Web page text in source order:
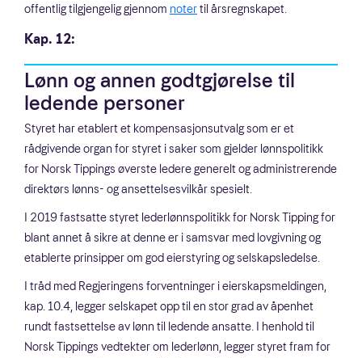
offentlig tilgjengelig gjennom notertil årsregnskapet.
Kap. 12:
Lønn og annen godtgjørelse til
ledende personer
Styret har etablert et kompensasjonsutvalg som er et
rådgivende organ for styret i saker som gjelder lønnspolitikk
for Norsk Tippings øverste ledere generelt og administrerende
direktørs lønns- og ansettelsesvilkår spesielt.
I 2019 fastsatte styret lederlønnspolitikk for Norsk Tipping for
blant annet å sikre at denne er i samsvar med lovgivning og
etablerte prinsipper om god eierstyring og selskapsledelse.
I tråd med Regjeringens forventninger i eierskapsmeldingen,
kap. 10.4, legger selskapet opp til en stor grad av åpenhet
rundt fastsettelse av lønn til ledende ansatte. I henhold til
Norsk Tippings vedtekter om lederlønn, legger styret fram for